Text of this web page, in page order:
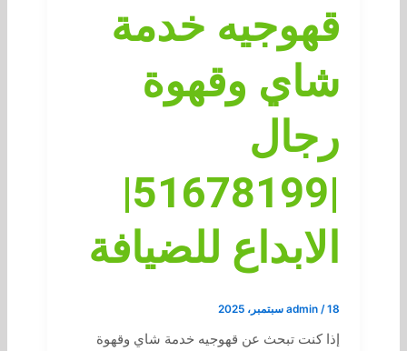
قهوجيه خدمة
شاي وقهوة
رجال
|51678199|
الابداع للضيافة
admin /18 سبتمبر، 2025
إذا كنت تبحث عن قهوجيه خدمة شاي وقهوة